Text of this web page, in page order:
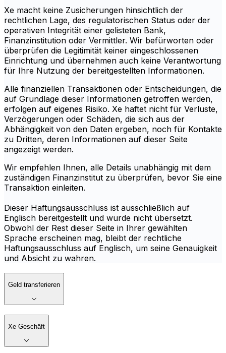
Xe macht keine Zusicherungen hinsichtlich der
rechtlichen Lage, des regulatorischen Status oder der
operativen Integrität einer gelisteten Bank,
Finanzinstitution oder Vermittler. Wir befürworten oder
überprüfen die Legitimität keiner eingeschlossenen
Einrichtung und übernehmen auch keine Verantwortung
für Ihre Nutzung der bereitgestellten Informationen.
Alle finanziellen Transaktionen oder Entscheidungen, die
auf Grundlage dieser Informationen getroffen werden,
erfolgen auf eigenes Risiko. Xe haftet nicht für Verluste,
Verzögerungen oder Schäden, die sich aus der
Abhängigkeit von den Daten ergeben, noch für Kontakte
zu Dritten, deren Informationen auf dieser Seite
angezeigt werden.
Wir empfehlen Ihnen, alle Details unabhängig mit dem
zuständigen Finanzinstitut zu überprüfen, bevor Sie eine
Transaktion einleiten.
Dieser Haftungsausschluss ist ausschließlich auf
Englisch bereitgestellt und wurde nicht übersetzt.
Obwohl der Rest dieser Seite in Ihrer gewählten
Sprache erscheinen mag, bleibt der rechtliche
Haftungsausschluss auf Englisch, um seine Genauigkeit
und Absicht zu wahren.
Geld transferieren
Xe Geschäft